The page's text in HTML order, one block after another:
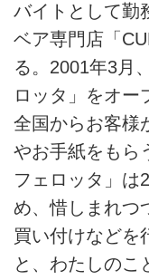
バイトとして勤
ベア専門店「
る。2001年3月
ロッタ」をオー
全国からお客様
やお手紙をもら
フェロッタ」は
め、惜しまれつ
買い付けなどを
と、わたしのこ